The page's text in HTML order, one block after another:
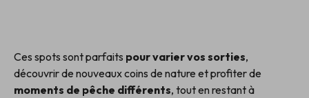
Ces spots sont parfaits pour varier vos sorties,
découvrir de nouveaux coins de nature et profiter de
moments de pêche différents, tout en restant à